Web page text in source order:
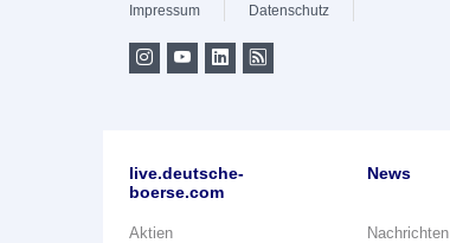
Impressum
Datenschutz
live.deutsche-
boerse.com
Aktien
News
Nachrichten